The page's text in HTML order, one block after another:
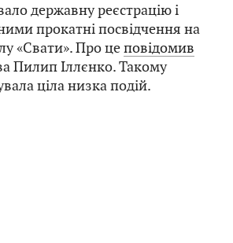
державну реєстрацію і
прокатні посвідчення на
«Свати». Про цеповідомив
Пилип Іллєнко. Такому
ціла низка подій.